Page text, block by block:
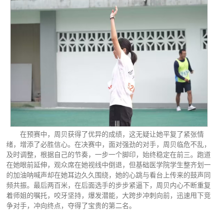
在预赛中，周贝获得了优异的成绩，这无疑让她平复了紧张情
绪，增添了必胜信心。在决赛中，面对强劲的对手，周贝临危不乱，
及时调整，根据自己的节奏，一步一个脚印，始终稳定在前三。跑道
在她眼前延伸，观众席在她视线中倒退，但基础医学院学生整齐划一
的加油呐喊声却在她耳边久久围绕，她的心跳与看台上传来的鼓声同
频共振。最后两百米，在后面选手的步步紧逼下，周贝内心不断重复
着师姐的嘱托，咬牙坚持，爆发潜能，大跨步冲刺向前，迅速甩下竞
争对手，冲向终点，夺得了宝贵的第二名。